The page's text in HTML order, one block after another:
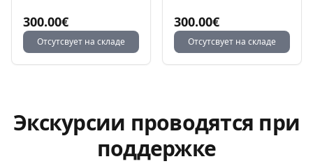
300.00€
Отсутсвует на складе
300.00€
Отсутсвует на складе
Экскурсии проводятся при
поддержке